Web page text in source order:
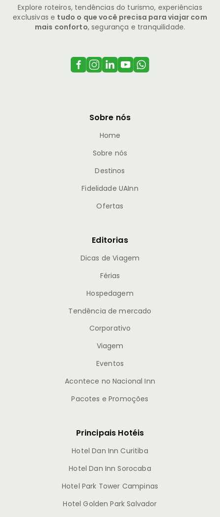
Explore roteiros, tendências do turismo, experiências
exclusivas e tudo o que você precisa para viajar com
mais conforto, segurança e tranquilidade.
Sobre nós
Home
Sobre nós
Destinos
Fidelidade UAInn
Ofertas
Editorias
Dicas de Viagem
Férias
Hospedagem
Tendência de mercado
Corporativo
Viagem
Eventos
Acontece no Nacional Inn
Pacotes e Promoções
Principais Hotéis
Hotel Dan Inn Curitiba
Hotel Dan Inn Sorocaba
Hotel Park Tower Campinas
Hotel Golden Park Salvador